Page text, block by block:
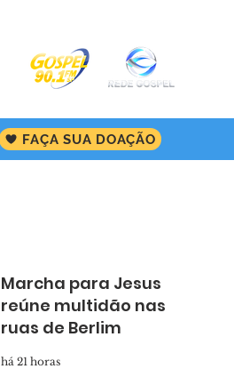
FAÇA SUA DOAÇÃO
Marcha para Jesus
reúne multidão nas
ruas de Berlim
há 21 horas